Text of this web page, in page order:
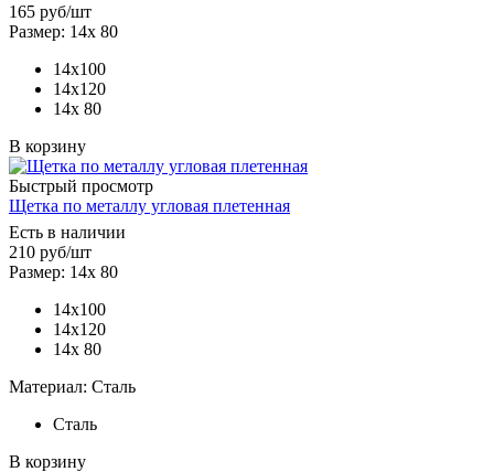
165 руб/шт
Размер: 14х 80
14х100
14х120
14х 80
В корзину
Быстрый просмотр
Щетка по металлу угловая плетенная
Есть в наличии
210 руб/шт
Размер: 14х 80
14х100
14х120
14х 80
Материал: Сталь
Сталь
В корзину